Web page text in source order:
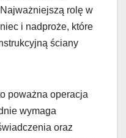
rolę w
i nadproże, które
ściany
poważna operacja
wymaga
oraz